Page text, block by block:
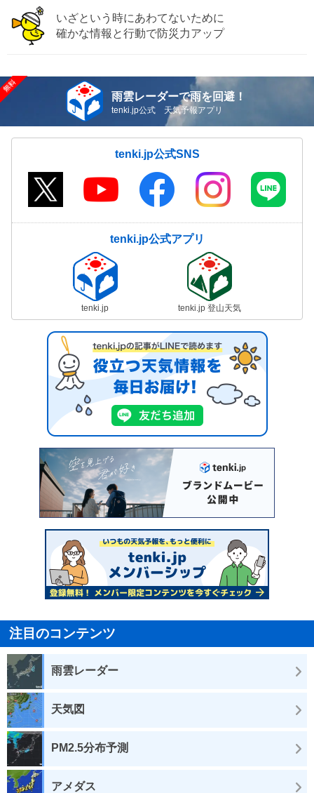
いざという時にあわてないために
確かな情報と行動で防災力アップ
雨雲レーダーで雨を回避！
tenki.jp公式 天気予報アプリ
tenki.jp公式SNS
tenki.jp公式アプリ
tenki.jp tenki.jp 登山天気
注目のコンテンツ
雨雲レーダー
天気図
PM2.5分布予測
アメダス